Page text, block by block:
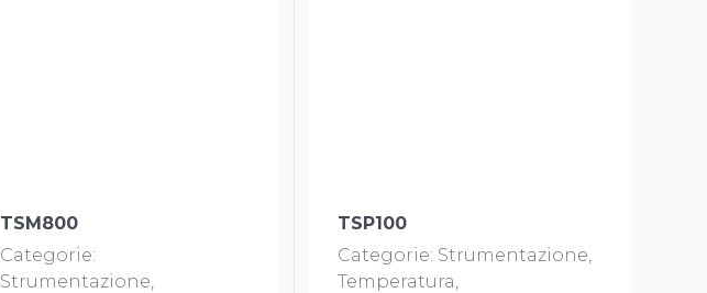
TSM800
Categorie:
Strumentazione
TSP100
Categorie: Strumentazione
Temperatura